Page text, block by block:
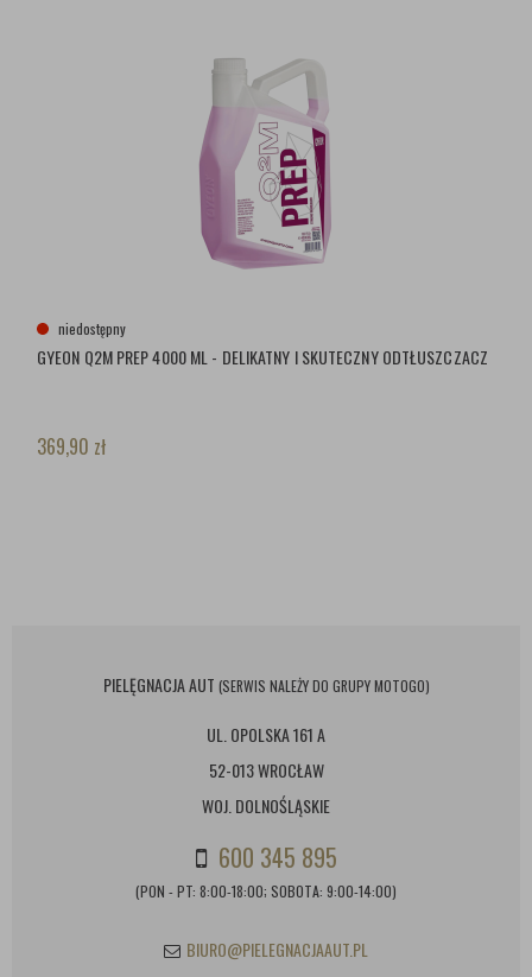
niedostępny
GYEON Q2M PREP 4000 ML - DELIKATNY I SKUTECZNY ODTŁUSZCZACZ
369,90 zł
PIELĘGNACJA AUT (SERWIS NALEŻY DO GRUPY MOTOGO)
UL. OPOLSKA 161 A
52-013 WROCŁAW
WOJ. DOLNOŚLĄSKIE
600 345 895
(PON - PT: 8:00-18:00; SOBOTA: 9:00-14:00)
BIURO@PIELEGNACJAAUT.PL